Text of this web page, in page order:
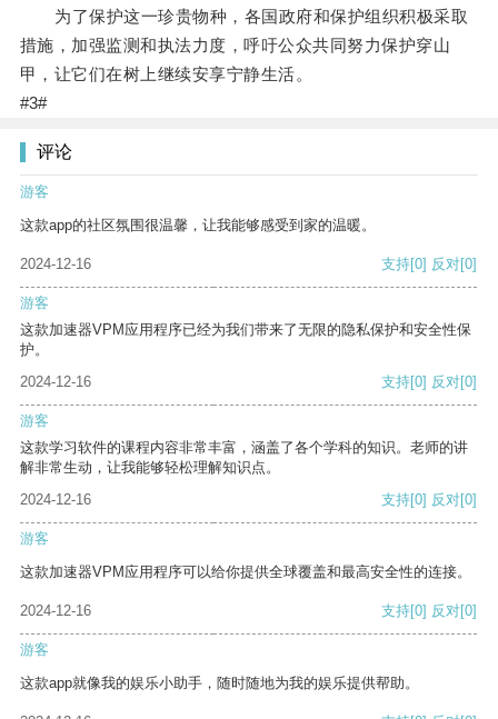
为了保护这一珍贵物种，各国政府和保护组织积极采取
措施，加强监测和执法力度，呼吁公众共同努力保护穿山
甲，让它们在树上继续安享宁静生活。
#3#
评论
游客
这款app的社区氛围很温馨，让我能够感受到家的温暖。
2024-12-16 支持[0] 反对[0]
游客
这款加速器VPM应用程序已经为我们带来了无限的隐私保护和安全性保
护。
2024-12-16
支持[0] 反对[0]
游客
这款学习软件的课程内容非常丰富，涵盖了各个学科的知识。老师的讲
解非常生动，让我能够轻松理解知识点。
2024-12-16
支持[0] 反对[0]
游客
这款加速器VPM应用程序可以给你提供全球覆盖和最高安全性的连接。
2024-12-16 支持[0] 反对[0]
游客
这款app就像我的娱乐小助手，随时随地为我的娱乐提供帮助。